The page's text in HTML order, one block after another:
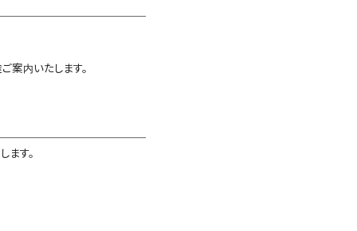
案内いたします。
ます。